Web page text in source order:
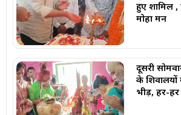
हुए शामिल ,
मोहा मन
दूसरी
के
भीड़, हर-